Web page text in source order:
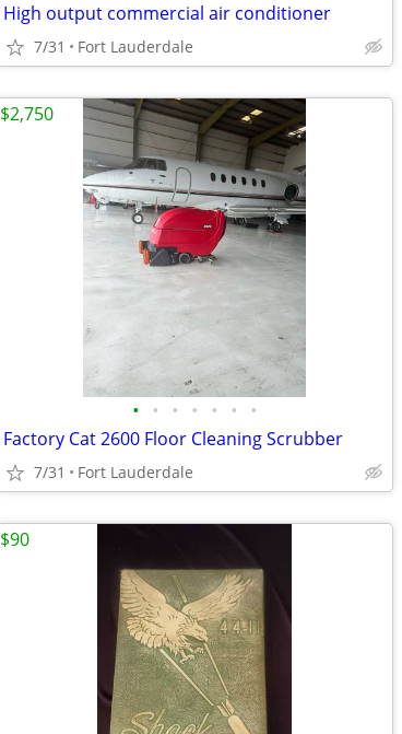
High output commercial air conditioner
7/31 Fort Lauderdale
• • • • • • •
Factory Cat 2600 Floor Cleaning Scrubber
7/31 Fort Lauderdale
$2,750
$90